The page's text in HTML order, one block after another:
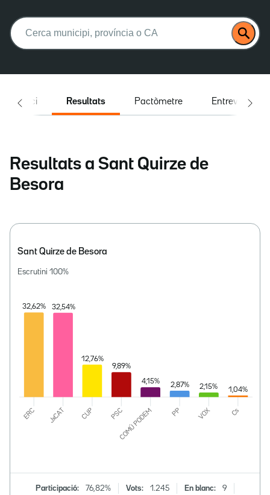
Buscar:
Inici Resultats Pactòmetre Entrevistes
Resultats a Sant Quirze de
Besora
Sant Quirze de Besora
Escrutini 100%
Participació: 76,82% Vots: 1.245 En blanc:
9